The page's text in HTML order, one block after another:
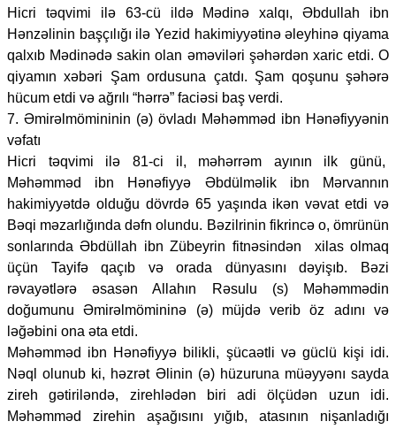
Hicri təqvimi ilə 63-cü ildə Mədinə xalqı, Əbdullah ibn
Hənzəlinin başçılığı ilə Yezid hakimiyyətinə əleyhinə qiyama
qalxıb Mədinədə sakin olan əməviləri şəhərdən xaric etdi. O
qiyamın xəbəri Şam ordusuna çatdı. Şam qoşunu şəhərə
hücum etdi və ağrılı “hərrə” faciəsi baş verdi.
7. Əmirəlmömininin (ə) övladı Məhəmməd ibn Hənəfiyyənin
vəfatı
Hicri təqvimi ilə 81-ci il, məhərrəm ayının ilk günü,
Məhəmməd ibn Hənəfiyyə Əbdülməlik ibn Mərvannın
hakimiyyətdə olduğu dövrdə 65 yaşında ikən vəvat etdi və
Bəqi məzarlığında dəfn olundu. Bəzilrinin fikrincə o, ömrünün
sonlarında Əbdüllah ibn Zübeyrin fitnəsindən xilas olmaq
üçün Tayifə qaçıb və orada dünyasını dəyişıb. Bəzi
rəvayətlərə əsasən Allahın Rəsulu (s) Məhəmmədin
doğumunu Əmirəlmömininə (ə) müjdə verib öz adını və
ləğəbini ona əta etdi.
Məhəmməd ibn Hənəfiyyə bilikli, şücaətli və güclü kişi idi.
Nəql olunub ki, həzrət Əlinin (ə) hüzuruna müəyyənı sayda
zireh gətiriləndə, zirehlədən biri adi ölçüdən uzun idi.
Məhəmməd zirehin aşağısını yığıb, atasının nişanladığı